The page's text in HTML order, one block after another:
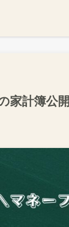
家計簿公